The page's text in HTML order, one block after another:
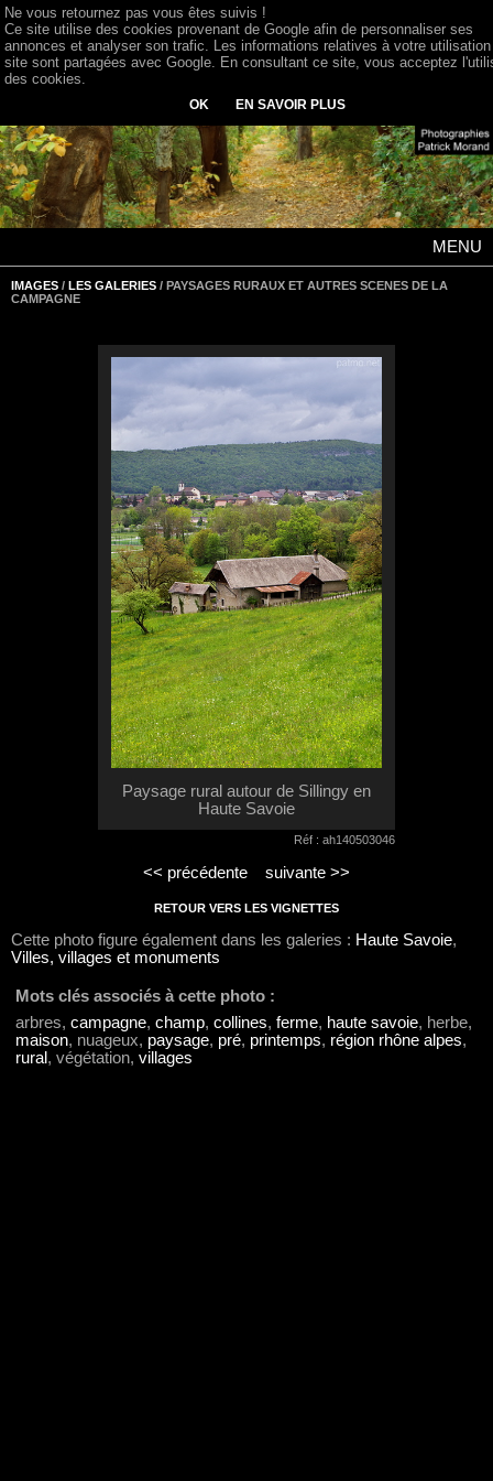
MENU
IMAGES / LES GALERIES / PAYSAGES RURAUX ET AUTRES SCENES DE LA
CAMPAGNE
Paysage rural autour de Sillingy en
Haute Savoie
Réf : ah140503046
<< précédente suivante >>
RETOUR VERS LES VIGNETTES
Cette photo figure également dans les galeries : Haute Savoie,
Villes, villages et monuments
Mots clés associés à cette photo :
arbres, campagne, champ, collines, ferme, haute savoie, herbe,
maison, nuageux, paysage, pré, printemps, région rhône alpes,
rural , végétation, villages
Ne vous retournez pas vous êtes suivis !
Ce site utilise des cookies provenant de Google afin de personnaliser ses
annonces et analyser son trafic. Les informations relatives à votre
site sont partagées avec Google. En consultant ce site, vous acceptez
des cookies.
OK EN SAVOIR PLUS